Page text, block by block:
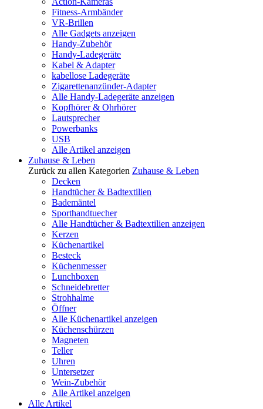
Fitness-Armbänder
VR-Brillen
Alle Gadgets anzeigen
Handy-Zubehör
Handy-Ladegeräte
Kabel & Adapter
kabellose Ladegeräte
Zigarettenanzünder-Adapter
Alle Handy-Ladegeräte anzeigen
Kopfhörer & Ohrhörer
Lautsprecher
Powerbanks
USB
Alle Artikel anzeigen
Zuhause & Leben
Zurück zu allen Kategorien Zuhause & Leben
Decken
Handtücher & Badtextilien
Bademäntel
Sporthandtuecher
Alle Handtücher & Badtextilien anzeigen
Kerzen
Küchenartikel
Besteck
Küchenmesser
Lunchboxen
Schneidebretter
Strohhalme
Öffner
Alle Küchenartikel anzeigen
Küchenschürzen
Magneten
Teller
Uhren
Untersetzer
Wein-Zubehör
Alle Artikel anzeigen
Alle Artikel